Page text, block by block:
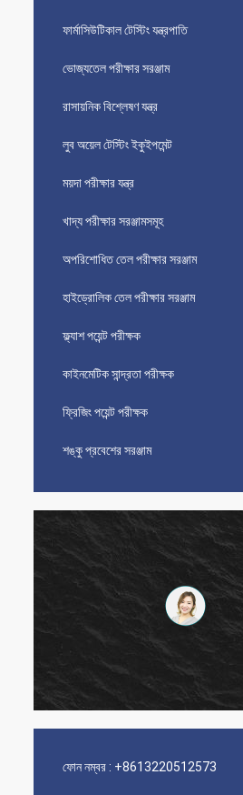
ফার্মাসিউটিকাল টেস্টিং যন্ত্রপাতি
ভোজ্যতেল পরীক্ষার সরঞ্জাম
রাসায়নিক বিশ্লেষণ যন্ত্র
লুব অয়েল টেস্টিং ইকুইপমেন্ট
ময়দা পরীক্ষার যন্ত্র
খাদ্য পরীক্ষার সরঞ্জামসমূহ
অপরিশোধিত তেল পরীক্ষার সরঞ্জাম
হাইড্রোলিক তেল পরীক্ষার সরঞ্জাম
ফ্ল্যাশ পয়েন্ট পরীক্ষক
কাইনমেটিক সান্দ্রতা পরীক্ষক
ফ্রিজিং পয়েন্ট পরীক্ষক
শঙ্কু প্রবেশের সরঞ্জাম
ফোন নম্বর : +8613220512573